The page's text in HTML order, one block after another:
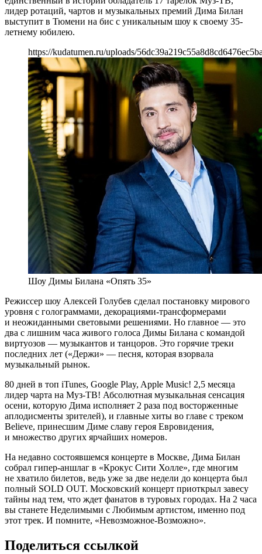
лидер ротаций, чартов и музыкальных премий Дима Билан
выступит в Тюмени на бис с уникальным шоу к своему 35-
летнему юбилею.
https://kudatumen.ru/uploads/
Шоу Димы Билана «Опять 35»
Режиссер шоу Алексей Голубев сделал постановку мирового
уровня с голограммами, декорациями-трансформерами
и неожиданными световыми решениями. Но главное — это
два с лишним часа живого голоса Димы Билана с командой
виртуозов — музыкантов и танцоров. Это горячие треки
последних лет («Держи» — песня, которая взорвала
музыкальный рынок.
80 дней в топ iTunes, Google Play, Apple Music! 2,5 месяца
лидер чарта на Муз-ТВ! Абсолютная музыкальная сенсация
осени, которую Дима исполняет 2 раза под восторженные
аплодисменты зрителей), и главные хиты во главе с треком
Believe, принесшим Диме славу героя Евровидения,
и множество других ярчайших номеров.
На недавно состоявшемся концерте в Москве, Дима Билан
собрал гипер-аншлаг в «Крокус Сити Холле», где многим
не хватило билетов, ведь уже за две недели до концерта был
полный SOLD OUT. Московский концерт приоткрыл завесу
тайны над тем, что ждет фанатов в туровых городах. На 2 часа
вы станете Неделимыми с Любимым артистом, именно под
этот трек. И помните, «Невозможное-Возможно».
Поделиться ссылкой